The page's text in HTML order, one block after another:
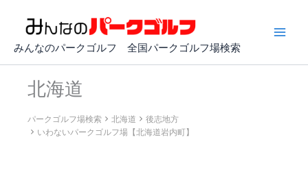
みんなのパークゴルフ 全国パークゴルフ場検索
北海道
パークゴルフ場検索 北海道
後志地方
いわないパークゴルフ場【北海道岩内町】